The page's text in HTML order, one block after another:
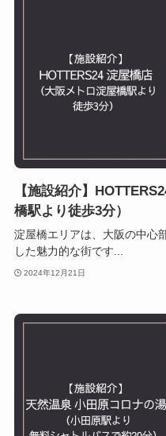
【施設紹介】
橋駅より徒歩3分）
淀屋橋エリアは、大阪の中心
した魅力的な街です...
2024年12月21日